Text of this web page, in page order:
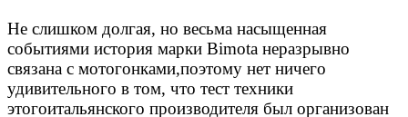
Не слишком долгая, но весьма насыщенная
событиями история марки Bimota неразрывно
связана с мотогонками,поэтому нет ничего
удивительного в том, что тест техники
этогоитальянского производителя был организован